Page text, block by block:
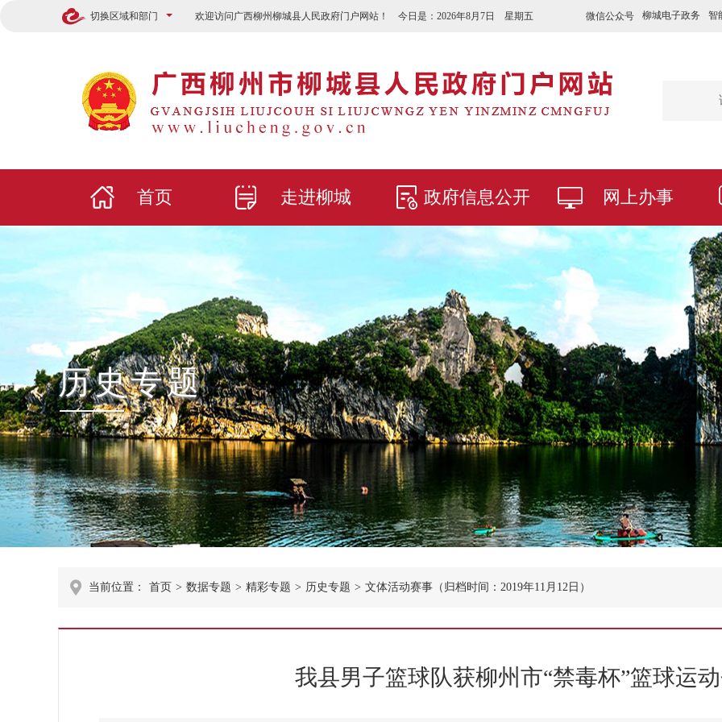
切换区域和部门 微信公众号 柳城电子政务 智
欢迎访问广西柳州柳城县人民政府门户网站！ 今日是： 2026年8月7日 星期五
首页 走进柳城 政府信息公开 网上办事
历史专题
当前位置： 首页 > 数据专题 > 精彩专题 > 历史专题 > 文体活动赛事（归档时间：2019年11月12日）
我县男子篮球队获柳州市“禁毒杯”篮球运